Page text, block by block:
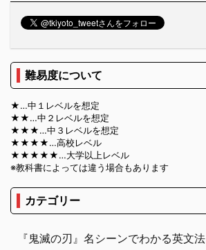
難易度について
★…中１レベルを想定
★★…中２レベルを想定
★★★…中３レベルを想定
★★★★…高校レベル
★★★★★…大学以上レベル
※教科書によっては違う場合もあります
カテゴリー
『鬼滅の刃』名シーンでわかる英文法